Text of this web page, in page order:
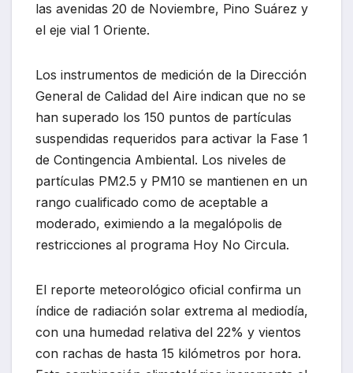
las avenidas 20 de Noviembre, Pino Suárez y
el eje vial 1 Oriente.
Los instrumentos de medición de la Dirección
General de Calidad del Aire indican que no se
han superado los 150 puntos de partículas
suspendidas requeridos para activar la Fase 1
de Contingencia Ambiental. Los niveles de
partículas PM2.5 y PM10 se mantienen en un
rango cualificado como de aceptable a
moderado, eximiendo a la megalópolis de
restricciones al programa Hoy No Circula.
El reporte meteorológico oficial confirma un
índice de radiación solar extrema al mediodía,
con una humedad relativa del 22% y vientos
con rachas de hasta 15 kilómetros por hora.